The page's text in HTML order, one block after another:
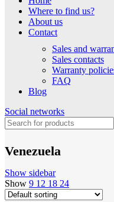
Where to find us?
About us
Contact
Sales and
Sales contacts
Warranty
FAQ
Blog
Social networks
Venezuela
Show sidebar
Show 9 12 18 24